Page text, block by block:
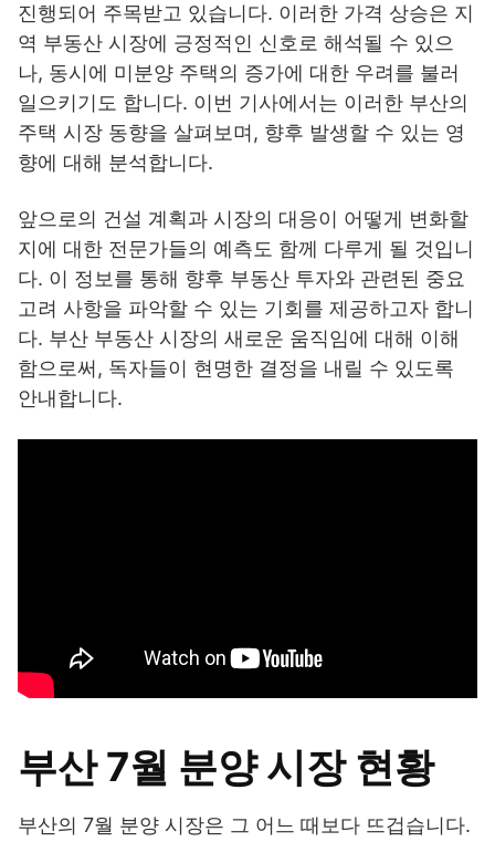
진행되어 주목받고 있습니다. 이러한 가격 상승은 지
역 부동산 시장에 긍정적인 신호로 해석될 수 있으
나, 동시에 미분양 주택의 증가에 대한 우려를 불러
일으키기도 합니다. 이번 기사에서는 이러한 부산의
주택 시장 동향을 살펴보며, 향후 발생할 수 있는 영
향에 대해 분석합니다.
앞으로의 건설 계획과 시장의 대응이 어떻게 변화할
지에 대한 전문가들의 예측도 함께 다루게 될 것입니
다. 이 정보를 통해 향후 부동산 투자와 관련된 중요
고려 사항을 파악할 수 있는 기회를 제공하고자 합니
다. 부산 부동산 시장의 새로운 움직임에 대해 이해
함으로써, 독자들이 현명한 결정을 내릴 수 있도록
안내합니다.
부산 7월 분양 시장 현황
부산의 7월 분양 시장은 그 어느 때보다 뜨겁습니다.